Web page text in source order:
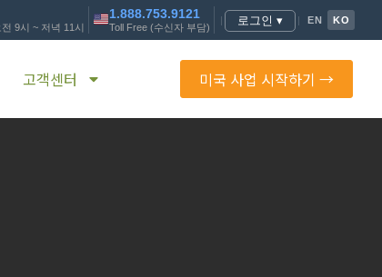
9시 ~ 저녁 11시
1.888.753.9121
Toll Free (수신자 부담)
| 로그인 ▾ | EN KO
고객센터 미국 사업 시작하기 →